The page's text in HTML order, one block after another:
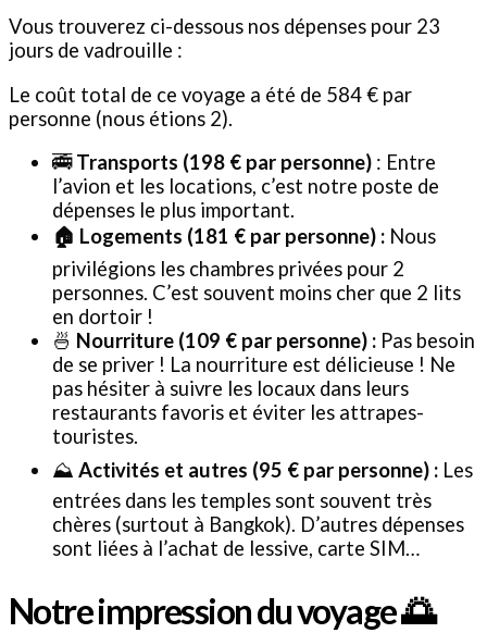
Vous trouverez ci-dessous nos dépenses pour 23
jours de vadrouille :
Le coût total de ce voyage a été de 584 € par
personne (nous étions 2).
🚎Transports (198 € par personne) : Entre
l’avion et les locations, c’est notre poste de
dépenses le plus important.
🏠 Logements (181 € par personne) : Nous
privilégions les chambres privées pour 2
personnes. C’est souvent moins cher que 2 lits
en dortoir !
🍜 Nourriture (109 € par personne) : Pas besoin
de se priver ! La nourriture est délicieuse ! Ne
pas hésiter à suivre les locaux dans leurs
restaurants favoris et éviter les attrapes-
touristes.
⛰️ Activités et autres (95 € par personne) : Les
entrées dans les temples sont souvent très
chères (surtout à Bangkok). D’autres dépenses
sont liées à l’achat de lessive, carte SIM…
Notre impression du voyage 🌅